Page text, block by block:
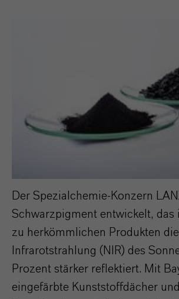
Der Spezialchemie-Konzern
Schwarzpigment entwickelt, das
zu herkömmlichen Produkten
Infrarotstrahlung (NIR) des
Prozent stärker reflektiert. Mit
eingefärbte Kunststoffdächer